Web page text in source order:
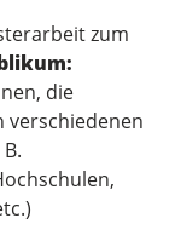
zum
die
verschiedenen